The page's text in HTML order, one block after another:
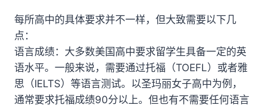
每所高中的具体要求并不一样，但大致需要以下几
点：
语言成绩：大多数美国高中要求留学生具备一定的英
语水平。一般来说，需要通过托福（TOEFL）或者雅
思（IELTS）等语言测试。以圣玛丽女子高中为例，
通常要求托福成绩90分以上。但也有不需要任何语言